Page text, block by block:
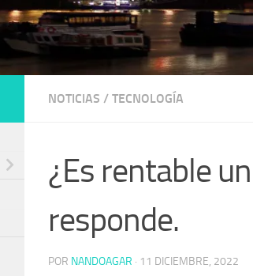
NOTICIAS / TECNOLOGÍA
¿Es rentable
responde.
POR NANDOAGAR · 11 DICIEMBRE, 2022